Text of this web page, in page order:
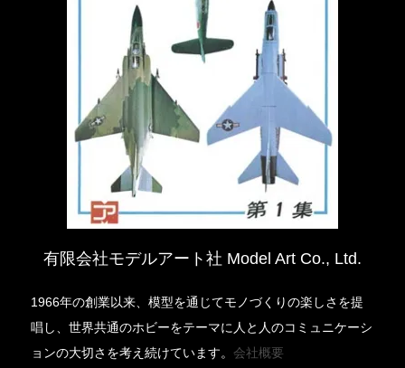
有限会社モデルアート社 Model Art Co., Ltd.
1966年の創業以来、模型を通じてモノづくりの楽しさを提
唱し、世界共通のホビーをテーマに人と人のコミュニケーシ
ョンの大切さを考え続けています。会社概要